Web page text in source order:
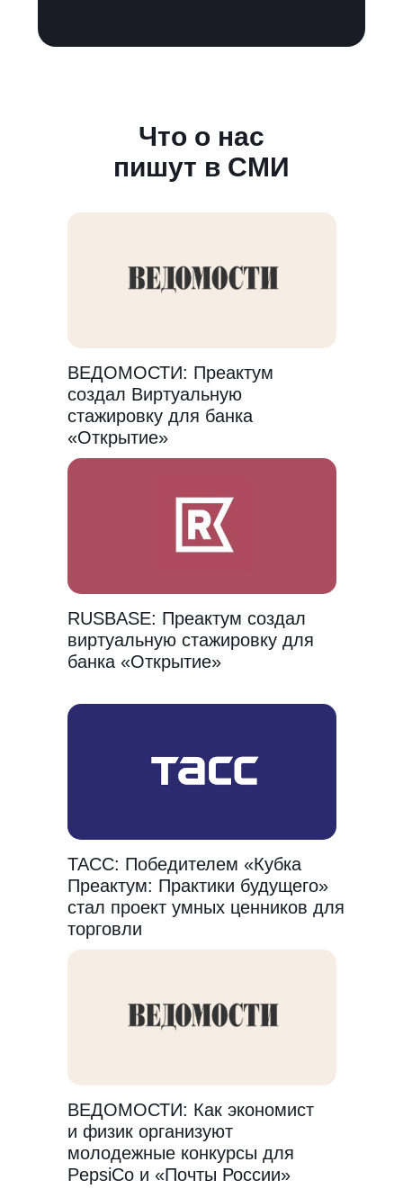
Что о нас
пишут в СМИ
ВЕДОМОСТИ: Как экономист
и физик организуют
молодежные конкурсы для
PepsiCo и «Почты России»
ВЕДОМОСТИ: Преактум
создал Виртуальную
стажировку для банка
«Открытие»
RUSBASE: Преактум создал
виртуальную стажировку для
банка «Открытие»
ТАСС: Победителем «Кубка
Преактум: Практики будущего»
стал проект умных ценников для
торговли